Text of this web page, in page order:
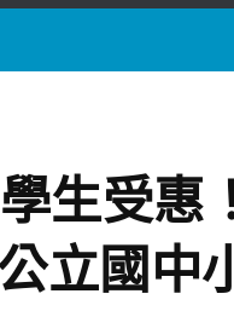
生受惠
立國中